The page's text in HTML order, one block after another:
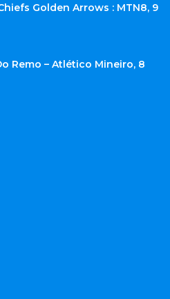
Golden Arrows : MTN8, 9
Remo – Atlético Mineiro, 8